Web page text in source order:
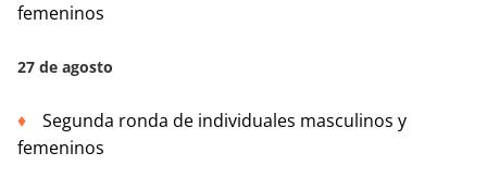
femeninos
27 de agosto
Segunda ronda de individuales masculinos y
femeninos